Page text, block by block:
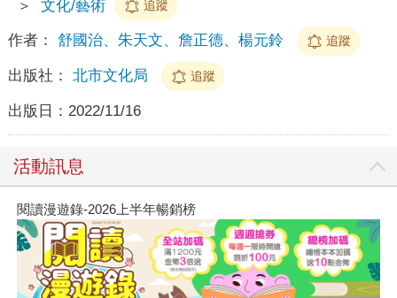
＞
文化/藝術 追蹤
作者： 舒國治、朱天文、詹正德、楊元鈴 追蹤
出版社： 北市文化局 追蹤
出版日： 2022/11/16
活動訊息
閱讀漫遊錄-2026上半年暢銷榜